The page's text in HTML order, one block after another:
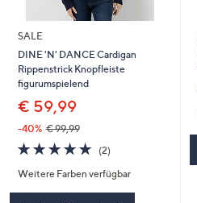
SALE
DINE 'N' DANCE Cardigan
Rippenstrick Knopfleiste
figurumspielend
€ 59,99
-40% € 99,99
5.0
von
5
(2)2
Weitere Farben verfügbar